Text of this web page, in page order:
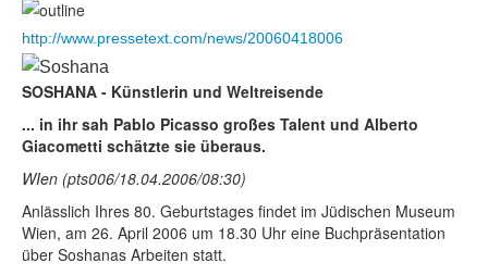
http://www.pressetext.com/news/20060418006
SOSHANA - Künstlerin und Weltreisende
... in ihr sah Pablo Picasso großes Talent und Alberto
Giacometti schätzte sie überaus.
WIen (pts006/18.04.2006/08:30)
Anlässlich Ihres 80. Geburtstages findet im Jüdischen Museum
Wien, am 26. April 2006 um 18.30 Uhr eine Buchpräsentation
über Soshanas Arbeiten statt.